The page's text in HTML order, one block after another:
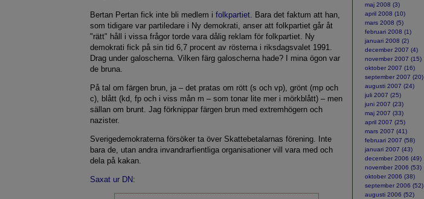
Bertan Pertan fick inte bli medlem ifolkpartiet. Bara det faktum att han,
som tidigare var partiledare i Ny demokrati, anser att folkpartiet går åt
"rätt" håll i vissa frågor torde vara dålig reklam för folkpartiet. Ny
demokrati fick på sin tid 6,7 procent av rösterna i riksdagsvalet 1991.
Drag under galoscherna. Vilken färg galoscherna hade? I mina ögon var
de bruna.
På tal om färgen brun, ja – det pratas om rött (s och vp), grönt (mp och
c), blått (kd, fp och i viss mån m – som tonar lite mer i mörkblått) – men
sällan om brunt. Jag förknippar färgen brun med extremhögern och
nazister.
Sverigedemokraterna försöker ta över Skattebetalarnas förening. Inte
bara de, utan andra invandrarfientliga organisationer vill vara med och
dela på kakan.
Saxat ur DN:
maj 2008 (3)
april 2008 (10)
mars 2008 (5)
februari 2008 (1)
januari 2008 (2)
december 2007 (4)
november 2007 (15)
oktober 2007 (16)
september 2007 (20)
augusti 2007 (24)
juli 2007 (25)
juni 2007 (23)
maj 2007 (33)
april 2007 (25)
mars 2007 (41)
februari 2007 (58)
januari 2007 (43)
december 2006 (49)
november 2006 (53)
oktober 2006 (38)
september 2006 (52)
augusti 2006 (52)